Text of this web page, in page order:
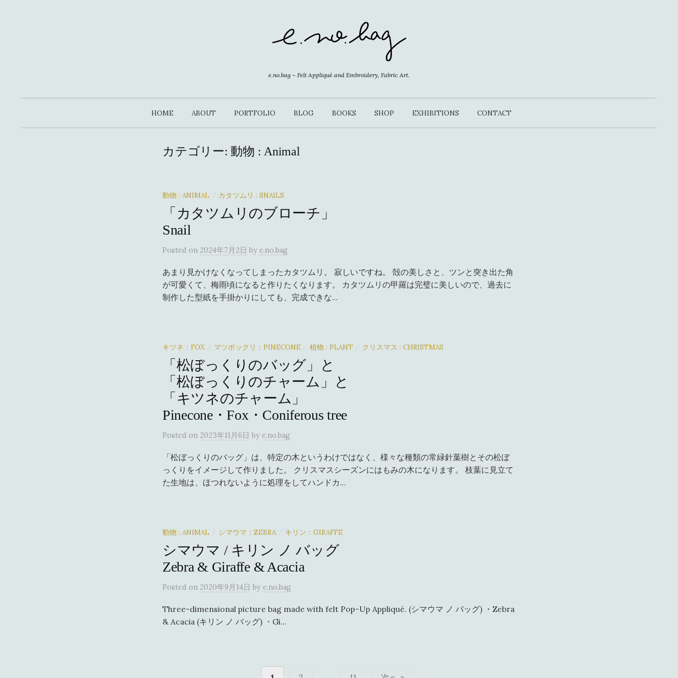
e.no.bag – Felt Appliqué and Embroidery, Fabric Art.
HOME ABOUT PORTFOLIO BLOG BOOKS SHOP EXHIBITIONS CONTACT
カテゴリー:動物 : Animal
動物 : ANIMAL カタツムリ : SNAILS
「カタツムリのブローチ」
Snail
Posted on 2024年7月2日 by e.no.bag
あまり見かけなくなってしまったカタツムリ。 寂しいですね。 殻の美しさと、ツンと突き出た角
が可愛くて、梅雨頃になると作りたくなります。 カタツムリの甲羅は完璧に美しいので、過去に
制作した型紙を手掛かりにしても、完成できな...
キツネ：FOX マツボックリ：PINECONE 植物 : PLANT クリスマス : CHRISTMAS
「松ぼっくりのバッグ」と
「松ぼっくりのチャーム」と
「キツネのチャーム」
Pinecone・Fox・Coniferous tree
Posted on 2023年11月6日 by e.no.bag
「松ぼっくりのバッグ」は、特定の木というわけではなく、様々な種類の常緑針葉樹とその松ぼ
っくりをイメージして作りました。 クリスマスシーズンにはもみの木になります。 枝葉に見立て
た生地は、ほつれないように処理をしてハンドカ...
動物 : ANIMAL シマウマ：ZEBRA キリン：GIRAFFE
シマウマ / キリン ノ バッグ
Zebra & Giraffe & Acacia
Posted on 2020年9月14日 by e.no.bag
Three-dimensional picture bag made with felt Pop-Up Appliqué. (シマウマ ノ バッグ) ・Zebra
& Acacia (キリン ノ バッグ) ・Gi...